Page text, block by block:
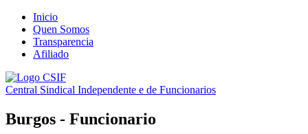
Inicio
Quen Somos
Transparencia
Afiliado
Central Sindical Independente e de Funcionarios
Burgos - Funcionario